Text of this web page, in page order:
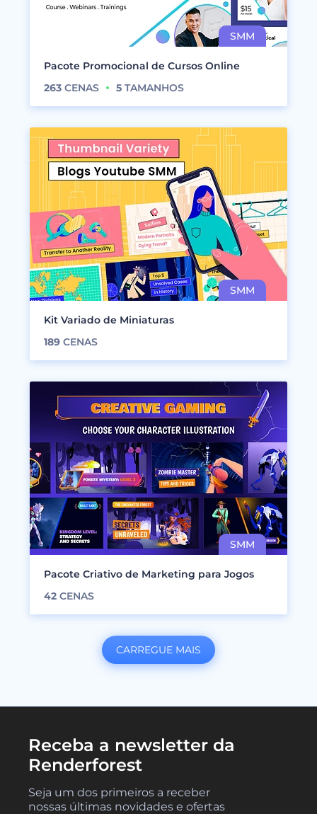
Pacote Promocional de Cursos Online
263 CENAS 5 TAMANHOS
Kit Variado de Miniaturas
189 CENAS
Pacote Criativo de Marketing para Jogos
42 CENAS
CARREGUE MAIS
Receba a newsletter da
Renderforest
Seja um dos primeiros a receber
nossas últimas novidades e ofertas